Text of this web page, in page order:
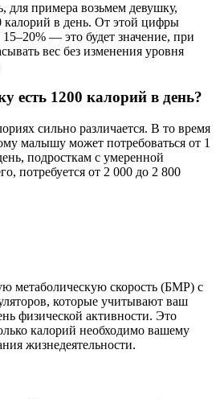
для примера возьмем девушку,
калорий в день. От этой цифры
— это будет значение, при
вес без изменения уровня
есть 1200 калорий в день?
сильно различается. В то время
малышу может потребоваться от 1
подросткам с умеренной
потребуется от 2 000 до 2 800
метаболическую скорость (БМР) с
которые учитывают ваш
физической активности. Это
калорий необходимо вашему
жизнедеятельности.